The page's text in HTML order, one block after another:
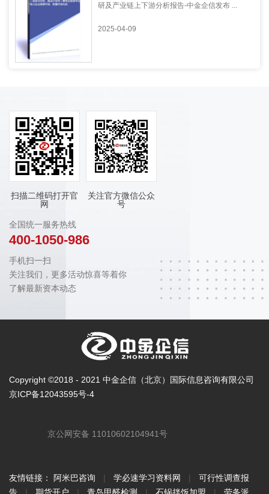
研及产业链上下游分析报告-中金企信发布 ...
2025-04-09
扫描二维码打开官
网
关注官方微信公众
号
全国统一服务热线
400-1050-986
手机扫一扫
关注我们，更多活动惊喜等着你
了解最新资本动态
Copyright ©2018 - 2021 中金企信（北京）国际信息咨询有限公司
京ICP备12043595号-4
京公网安备 11010602104941号
友情链接： 阿米巴咨询 | 学必速学习资料网 |
可行性调查报
告
| 期货开户 | 青岛甲醛检测 | 石锅拌饭加盟 | 劳务派